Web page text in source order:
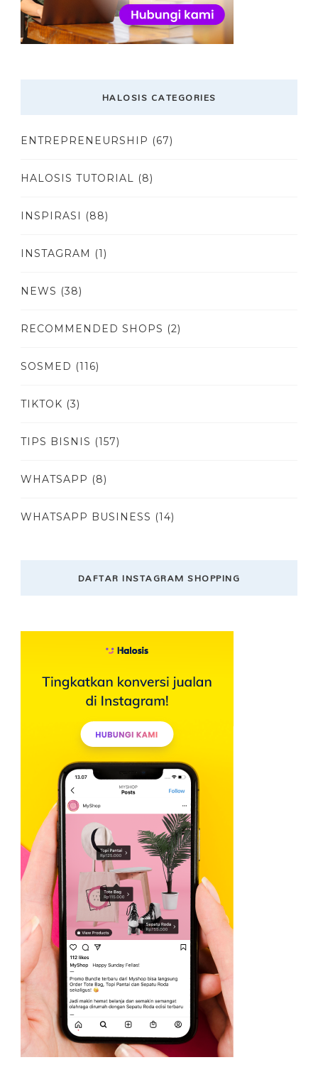
HALOSIS CATEGORIES
ENTREPRENEURSHIP (67)
HALOSIS TUTORIAL (8)
INSPIRASI (88)
INSTAGRAM (1)
NEWS (38)
RECOMMENDED SHOPS (2)
SOSMED (116)
TIKTOK (3)
TIPS BISNIS (157)
WHATSAPP (8)
WHATSAPP BUSINESS (14)
DAFTAR INSTAGRAM SHOPPING